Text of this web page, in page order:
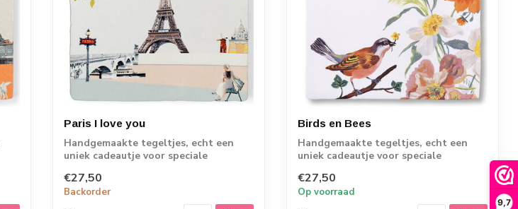
9,7
Paris I love you
Handgemaakte tegeltjes, echt een
uniek cadeautje voor speciale
€27,50
Backorder
Birds en Bees
Handgemaakte tegeltjes, echt een
uniek cadeautje voor speciale
€27,50
Op voorraad